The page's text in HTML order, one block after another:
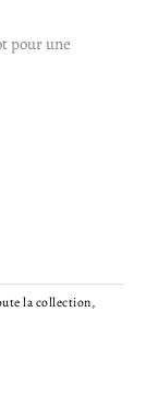
pour une
la collection,